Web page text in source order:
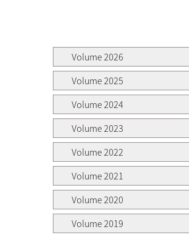
Volume 2026
Volume 2025
Volume 2024
Volume 2023
Volume 2022
Volume 2021
Volume 2020
Volume 2019